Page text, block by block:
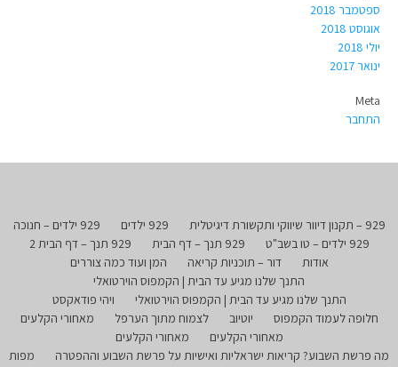
ספטמבר 2018
אוגוסט 2018
יולי 2018
ינואר 2017
Meta
התחבר
929 – תקנון דיוור שיווקי ותקשורת דיגיטלית 929 ילדים
929 ילדים – חנוכה
929 ילדים – טו בשב"ט
929 תנך – דף הבית
929 תנך – דף הבית 2
אודות
דור – תוכניות קריאה
המן ועוד כמה צוררים
התנך שלנו מגיע עד הבית | הקמפוס הוירטואלי
התנך שלנו מגיע עד הבית | הקמפוס הוירטואלי
ויהי פודאקסט
חלופה לעמוד הקמפוס
יוטיוב לצמוח מתוך הערפל
מאחורי הקלעים
מאחורי הקלעים
מאחורי הקלעים
מה פרשת השבוע? קריאות ישראליות ואישיות על פרשת השבוע וההפטרה
מפות